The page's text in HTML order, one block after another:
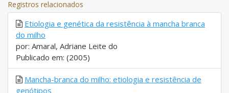
Registros relacionados
Etiologia e genética da resistência à mancha branca
do milho
por: Amaral, Adriane Leite do
Publicado em: (2005)
Mancha-branca do milho: etiologia e resistência de
genótipos